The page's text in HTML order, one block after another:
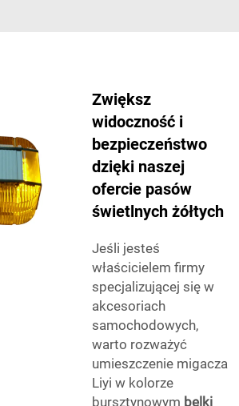
Zwiększ
widoczność i
bezpieczeństwo
dzięki naszej
ofercie pasów
świetlnych żółtych
Jeśli jesteś
właścicielem firmy
specjalizującej się w
akcesoriach
samochodowych,
warto rozważyć
umieszczenie migacza
Liyi w kolorze
bursztynowym belki